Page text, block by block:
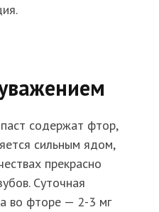
содержат фтор,
сильным ядом,
прекрасно
Суточная
во фторе — 2-3 мг